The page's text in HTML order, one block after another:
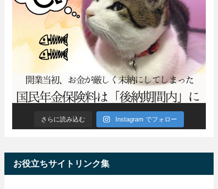
さらに読み込む Instagram でフォロー
お役立ちサイトリンク集